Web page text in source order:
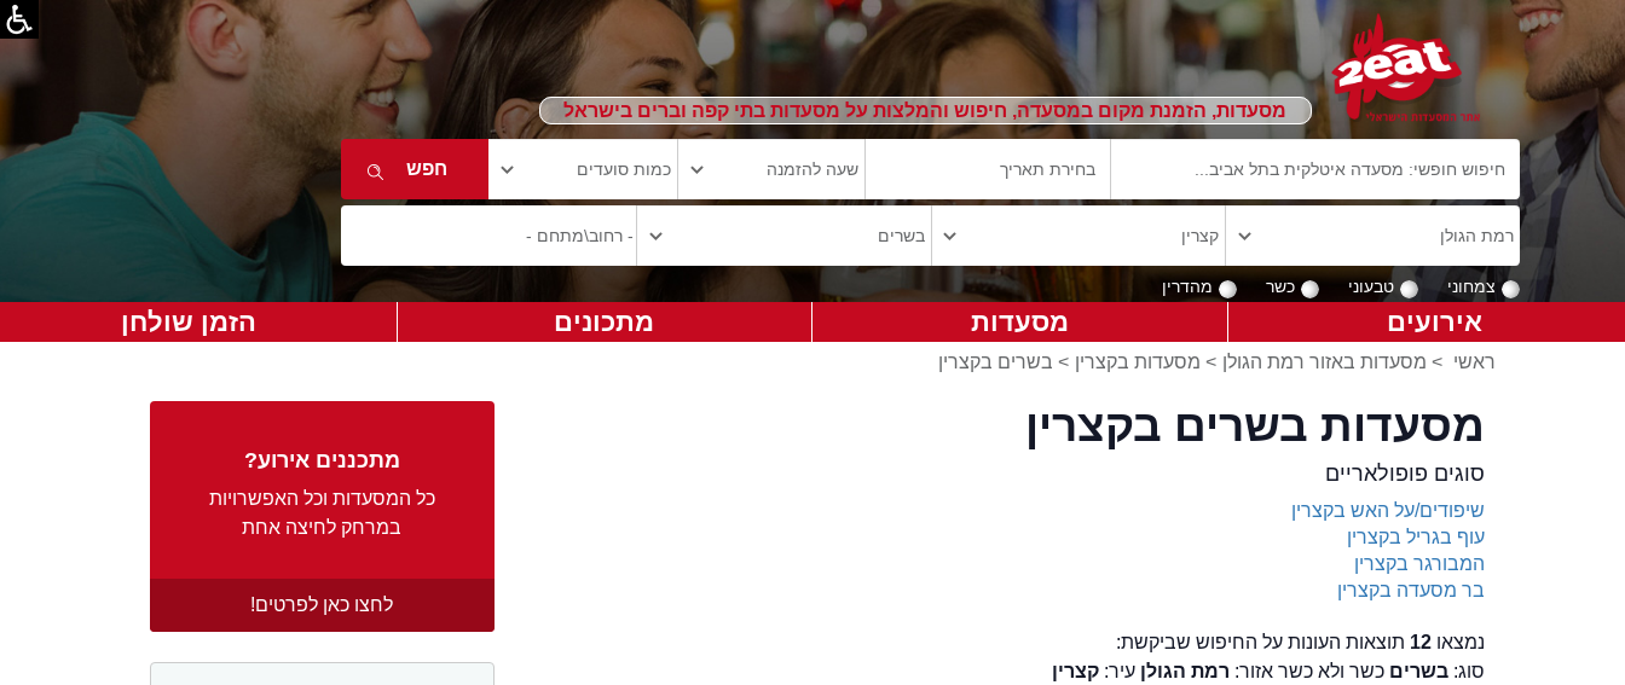
מסעדות, הזמנת מקום במסעדה, חיפוש והמלצות על מסעדות בתי קפה וברים בישראל
צמחוני טבעוני כשר מהדרין
אירועים מסעדות מתכונים הזמן שולחן
ראשי > מסעדות באזור רמת הגולן > מסעדות בקצרין > בשרים בקצרין
מתכננים אירוע?
כל המסעדות וכל האפשרויות
במרחק לחיצה אחת
לחצו כאן לפרטים!
מסעדות בשרים בקצרין
סוגים פופולאריים
שיפודים/על האש בקצרין
עוף בגריל בקצרין
המבורגר בקצרין
בר מסעדה בקצרין
נמצאו 12 תוצאות העונות על החיפוש שביקשת:
סוג: בשרים כשר ולא כשר אזור: רמת הגולן עיר: קצרין